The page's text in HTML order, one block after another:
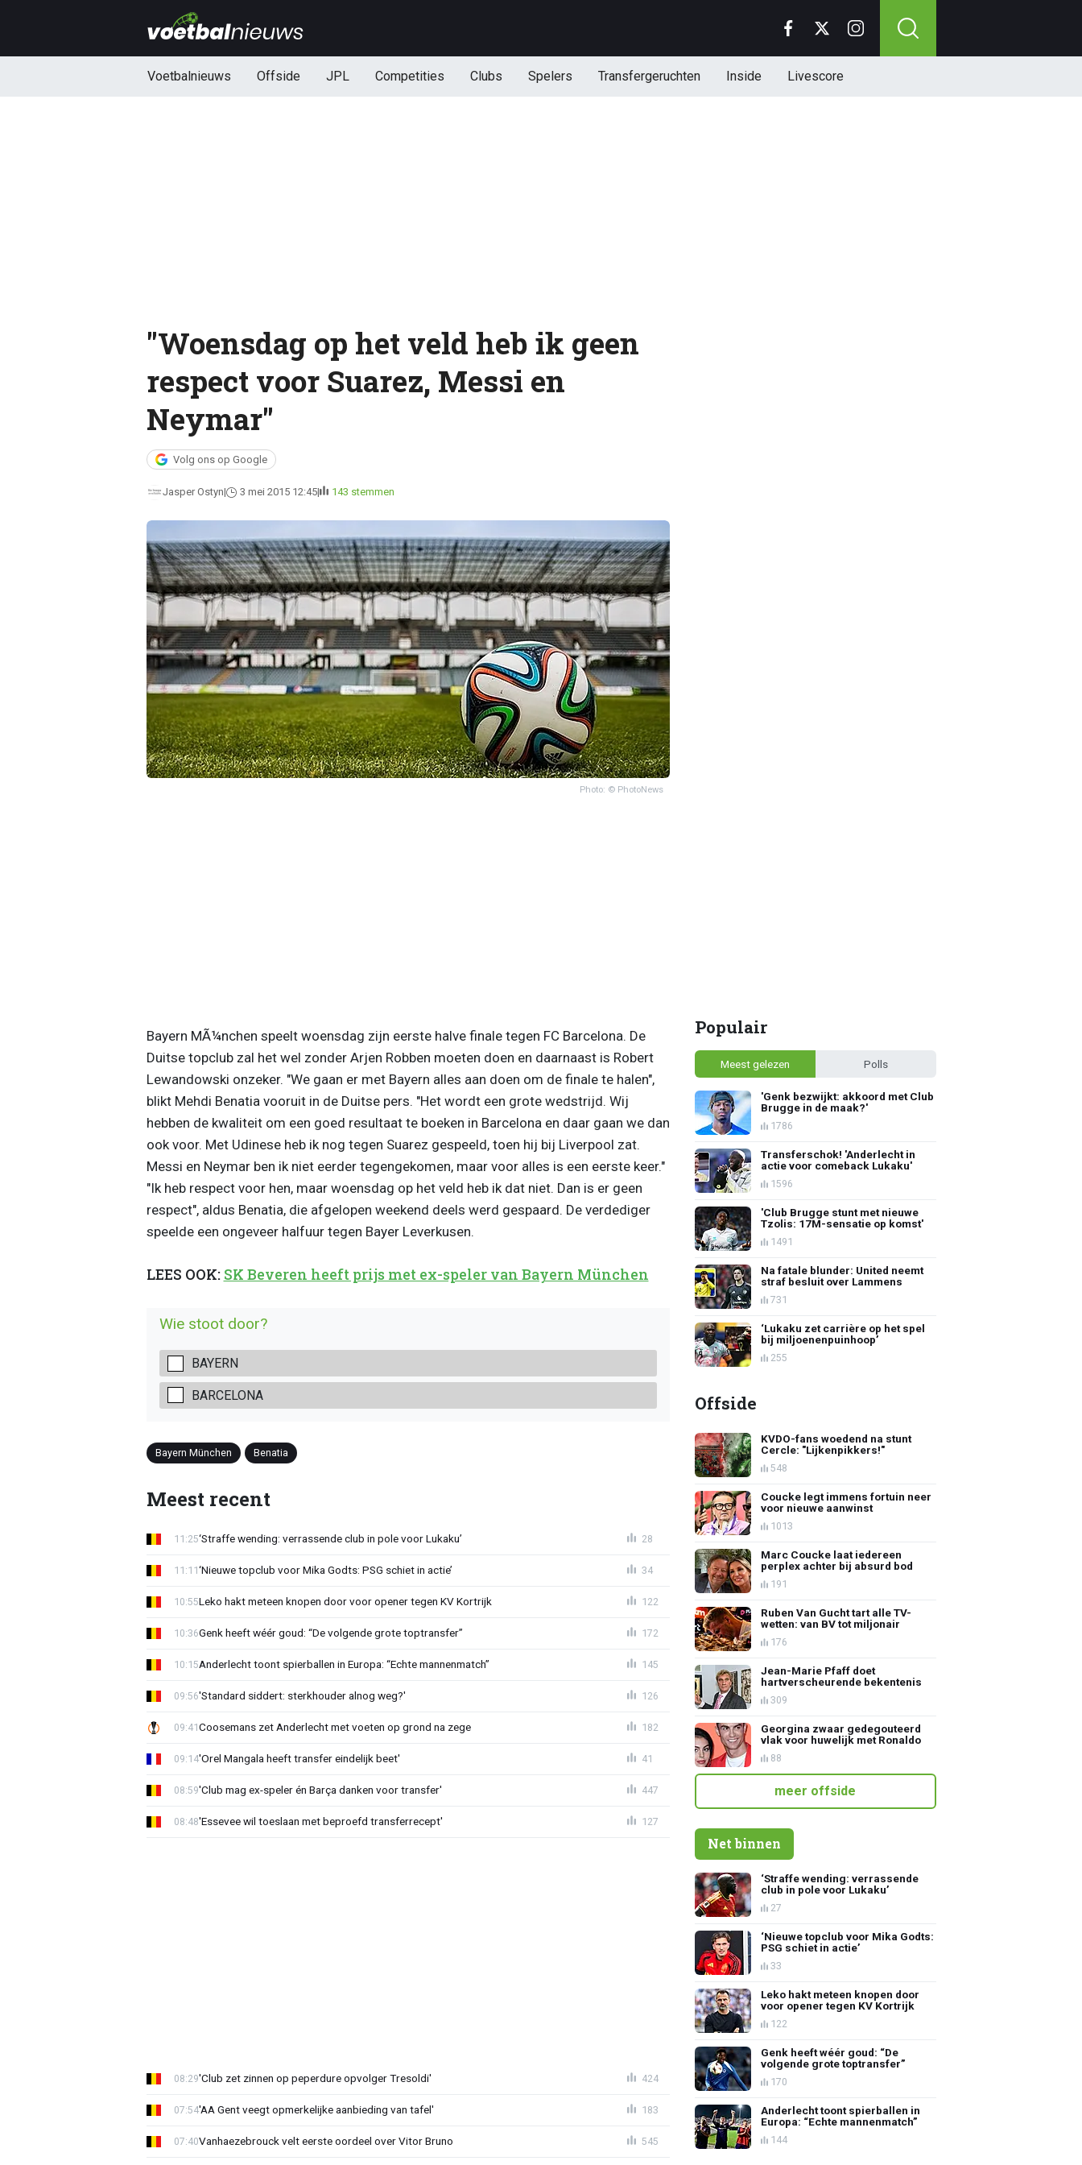
Voetbalnieuws Offside JPL Competities Clubs Spelers Transfergeruchten Inside Livescore
"Woensdag op het veld heb ik geen
respect voor Suarez, Messi en
Neymar"
Volg ons op Google
Jasper Ostyn 3 mei 2015 12:45 143 stemmen
Photo: © PhotoNews
Bayern MÃ¼nchen speelt woensdag zijn eerste halve finale tegen FC Barcelona. De
Duitse topclub zal het wel zonder Arjen Robben moeten doen en daarnaast is Robert
Lewandowski onzeker. "We gaan er met Bayern alles aan doen om de finale te halen",
blikt Mehdi Benatia vooruit in de Duitse pers. "Het wordt een grote wedstrijd. Wij
hebben de kwaliteit om een goed resultaat te boeken in Barcelona en daar gaan we dan
ook voor. Met Udinese heb ik nog tegen Suarez gespeeld, toen hij bij Liverpool zat.
Messi en Neymar ben ik niet eerder tegengekomen, maar voor alles is een eerste keer."
"Ik heb respect voor hen, maar woensdag op het veld heb ik dat niet. Dan is er geen
respect", aldus Benatia, die afgelopen weekend deels werd gespaard. De verdediger
speelde een ongeveer halfuur tegen Bayer Leverkusen.
LEES OOK: SK Beveren heeft prijs met ex-speler van Bayern München
Wie stoot door?
BAYERN
BARCELONA
Bayern München Benatia
Meest recent
‘Straffe wending: verrassende club in pole voor Lukaku’
11:25 28
‘Nieuwe topclub voor Mika Godts: PSG schiet in actie’
11:11 34
Leko hakt meteen knopen door voor opener tegen KV Kortrijk
10:55 122
Genk heeft wéér goud: “De volgende grote toptransfer”
10:36 172
Anderlecht toont spierballen in Europa: “Echte mannenmatch”
10:15 145
'Standard siddert: sterkhouder alnog weg?'
09:56 126
Coosemans zet Anderlecht met voeten op grond na zege
09:41 182
'Orel Mangala heeft transfer eindelijk beet'
09:14 41
'Club mag ex-speler én Barça danken voor transfer'
08:59 447
'Essevee wil toeslaan met beproefd transferrecept'
08:48 127
'Club zet zinnen op peperdure opvolger Tresoldi'
08:29 424
'AA Gent veegt opmerkelijke aanbieding van tafel'
07:54 183
Vanhaezebrouck velt eerste oordeel over Vitor Bruno
07:40 545
Populair
Meest gelezen Polls
'Genk bezwijkt: akkoord met Club
Brugge in de maak?'
1786
Transferschok! 'Anderlecht in
actie voor comeback Lukaku'
1596
'Club Brugge stunt met nieuwe
Tzolis: 17M-sensatie op komst'
1491
Na fatale blunder: United neemt
straf besluit over Lammens
731
‘Lukaku zet carrière op het spel
bij miljoenenpuinhoop’
255
Offside
KVDO-fans woedend na stunt
Cercle: "Lijkenpikkers!"
548
Coucke legt immens fortuin neer
voor nieuwe aanwinst
1013
Marc Coucke laat iedereen
perplex achter bij absurd bod
191
Ruben Van Gucht tart alle TV-
wetten: van BV tot miljonair
176
Jean-Marie Pfaff doet
hartverscheurende bekentenis
309
Georgina zwaar gedegouteerd
vlak voor huwelijk met Ronaldo
88
meer offside
Net binnen
‘Straffe wending: verrassende
club in pole voor Lukaku’
27
‘Nieuwe topclub voor Mika Godts:
PSG schiet in actie’
33
Leko hakt meteen knopen door
voor opener tegen KV Kortrijk
122
Genk heeft wéér goud: “De
volgende grote toptransfer”
170
Anderlecht toont spierballen in
Europa: “Echte mannenmatch”
144